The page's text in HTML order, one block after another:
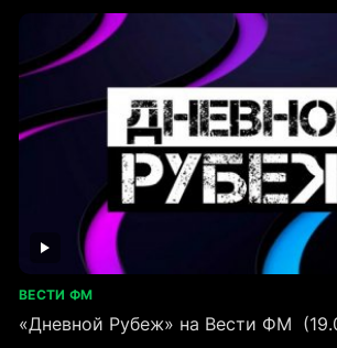
ВЕСТИ ФМ
«Дневной Рубеж» на Вести ФМ